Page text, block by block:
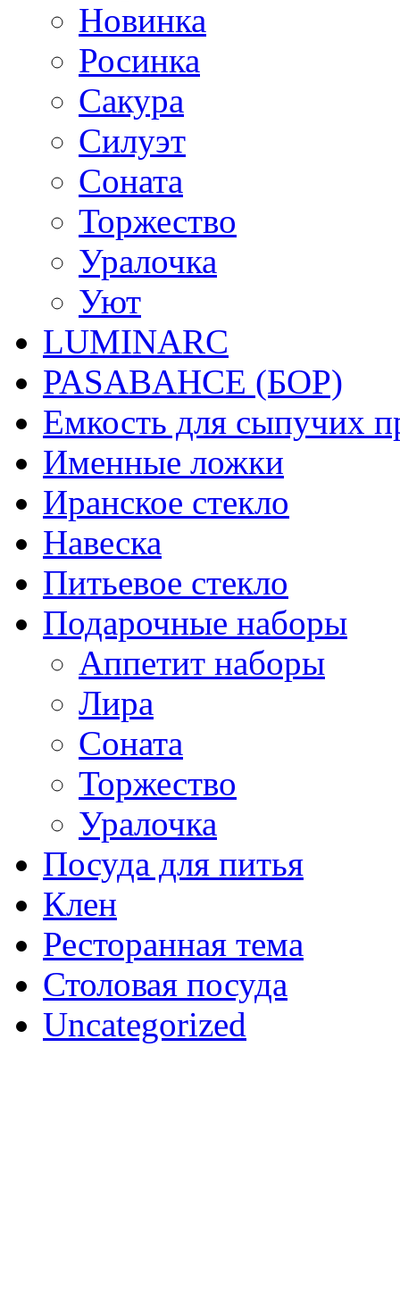
Новинка
Росинка
Сакура
Силуэт
Соната
Торжество
Уралочка
Уют
LUMINARC
PASABAHCE (БОР)
Емкость для сыпучих
Именные ложки
Иранское стекло
Навеска
Питьевое стекло
Подарочные наборы
Аппетит наборы
Лира
Соната
Торжество
Уралочка
Посуда для питья
Клен
Ресторанная тема
Столовая посуда
Uncategorized